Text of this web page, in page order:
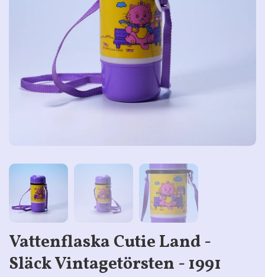
Vattenflaska Cutie Land -
Släck Vintagetörsten - 1991